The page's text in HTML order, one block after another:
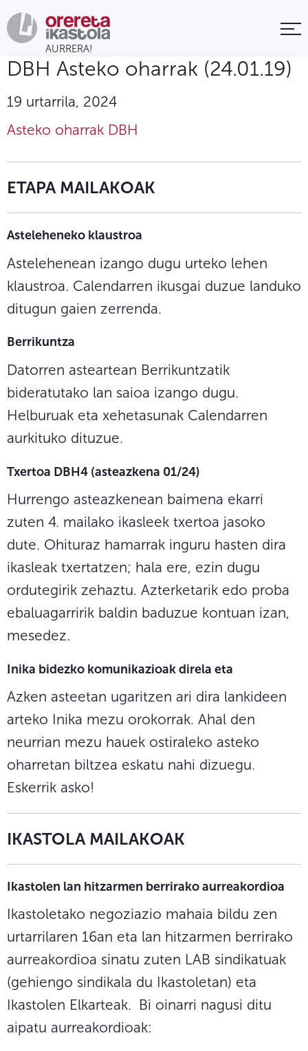
DBH Asteko oharrak (24.01.19)
19 urtarrila, 2024
Asteko oharrak DBH
ETAPA MAILAKOAK
Asteleheneko klaustroa
Astelehenean izango dugu urteko lehen
klaustroa. Calendarren ikusgai duzue landuko
ditugun gaien zerrenda.
Berrikuntza
Datorren asteartean Berrikuntzatik
bideratutako lan saioa izango dugu.
Helburuak eta xehetasunak Calendarren
aurkituko dituzue.
Txertoa DBH4 (asteazkena 01/24)
Hurrengo asteazkenean baimena ekarri
zuten 4. mailako ikasleek txertoa jasoko
dute. Ohituraz hamarrak inguru hasten dira
ikasleak txertatzen; hala ere, ezin dugu
ordutegirik zehaztu. Azterketarik edo proba
ebaluagarririk baldin baduzue kontuan izan,
mesedez.
Inika bidezko komunikazioak direla eta
Azken asteetan ugaritzen ari dira lankideen
arteko Inika mezu orokorrak. Ahal den
neurrian mezu hauek ostiraleko asteko
oharretan biltzea eskatu nahi dizuegu.
Eskerrik asko!
IKASTOLA MAILAKOAK
Ikastolen lan hitzarmen berrirako aurreakordioa
Ikastoletako negoziazio mahaia bildu zen
urtarrilaren 16an eta lan hitzarmen berrirako
aurreakordioa sinatu zuten LAB sindikatuak
(gehiengo sindikala du Ikastoletan) eta
Ikastolen Elkarteak. Bi oinarri nagusi ditu
aipatu aurreakordioak: